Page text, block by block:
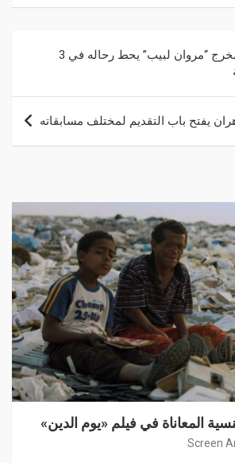
“ليني أفريكو” للمخرج “مروان لبيب” يحط رحاله في 3
يفتح باب التقديم لمختلف مسابقاته
المعاناة في فيلم «يوم الدين»
Screen